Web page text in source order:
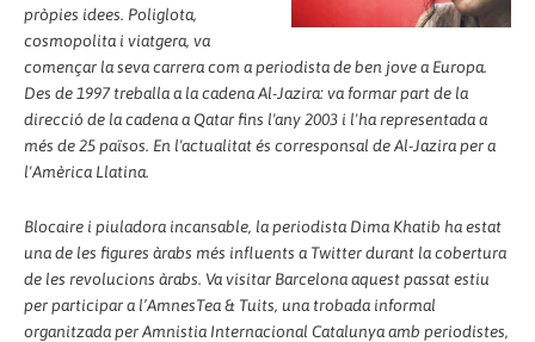
pròpies idees. Poliglota,
cosmopolita i viatgera, va
començar la seva carrera com a periodista de ben jove a Europa.
Des de 1997 treballa a la cadena Al-Jazira: va formar part de la
direcció de la cadena a Qatar fins l'any 2003 i l'ha representada a
més de 25 països. En l'actualitat és corresponsal de Al-Jazira per a
l'Amèrica Llatina.
Blocaire i piuladora incansable, la periodista Dima Khatib ha estat
una de les figures àrabs més influents a Twitter durant la cobertura
de les revolucions àrabs. Va visitar Barcelona aquest passat estiu
per participar a l’AmnesTea & Tuits, una trobada informal
organitzada per Amnistia Internacional Catalunya amb periodistes,